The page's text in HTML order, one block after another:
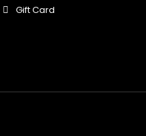
Gift Card